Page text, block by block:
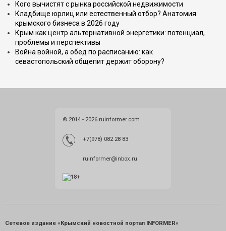
Кого вычистят с рынка российской недвижимости
Кладбище юрлиц или естественный отбор? Анатомия
крымского бизнеса в 2026 году
Крым как центр альтернативной энергетики: потенциал,
проблемы и перспективы
Война войной, а обед по расписанию: как
севастопольский общепит держит оборону?
© 2014 - 2026 ruinformer.com
+7(978) 082 28 83
ruinformer@inbox.ru
Сетевое издание «Крымский новостной портал INFORMER»